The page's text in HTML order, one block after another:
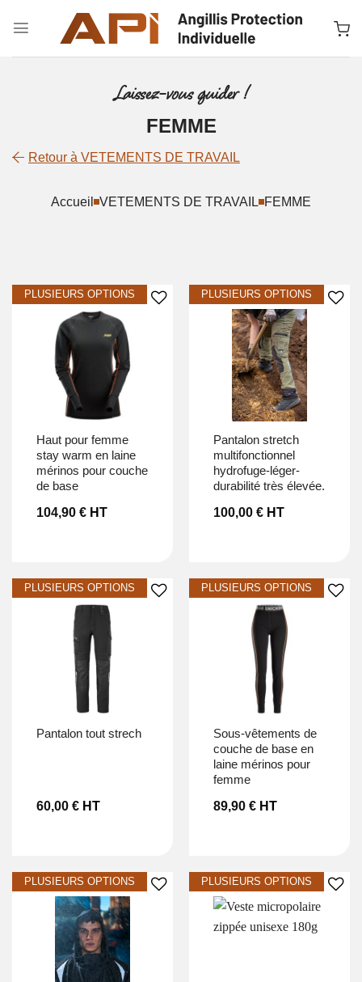
Laissez-vous guider !
FEMME
Retour à VETEMENTS DE TRAVAIL
Accueil VETEMENTS DE TRAVAIL FEMME
Ajouter à la liste d’envies
haut pour femme
stay warm en laine
mérinos pour couche
de base
104,90 €HT
Ajouter à la liste d’envies
pantalon stretch
multifonctionnel
hydrofuge-léger-
durabilité très élevée.
100,00 €HT
Ajouter à la liste d’envies
pantalon tout strech
60,00 €HT
Ajouter à la liste d’envies
sous-vêtements de
couche de base en
laine mérinos pour
femme
89,90 €HT
Ajouter à la liste d’envies Ajouter à la liste d’envies